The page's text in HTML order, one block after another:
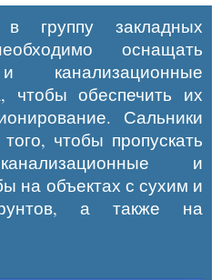
группу закладных
оснащать
канализационные
чтобы обеспечить их
Сальники
чтобы пропускать
и
на объектах с сухим и
а также на